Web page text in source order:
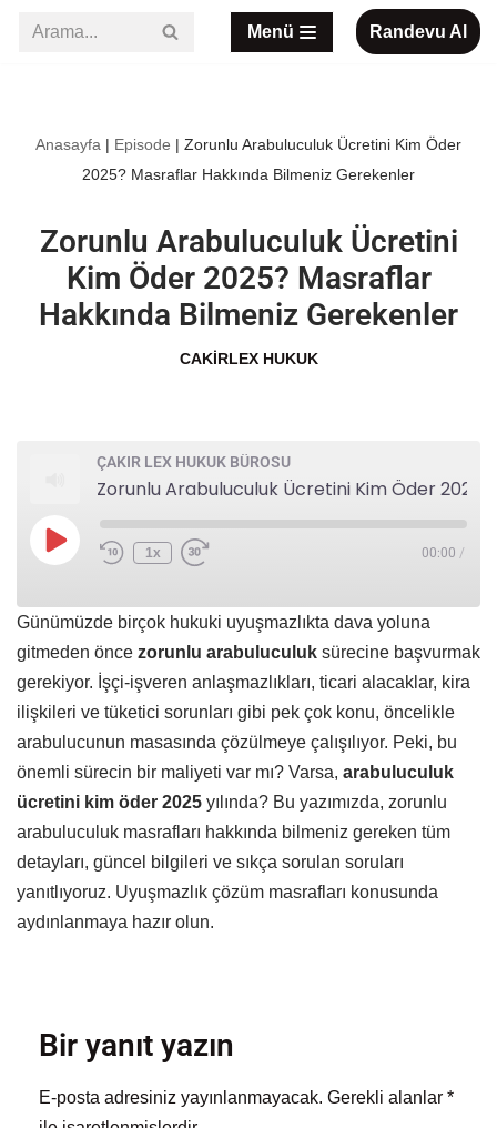
Menü Randevu Al
Anasayfa | Episode | Zorunlu Arabuluculuk Ücretini Kim Öder
2025? Masraflar Hakkında Bilmeniz Gerekenler
Zorunlu Arabuluculuk Ücretini
Kim Öder 2025? Masraflar
Hakkında Bilmeniz Gerekenler
CAKIRLEX HUKUK
ÇAKIR LEX HUKUK BÜROSU
1x 00:00 /
Günümüzde birçok hukuki uyuşmazlıkta dava yoluna
gitmeden önce zorunlu arabuluculuk sürecine başvurmak
gerekiyor. İşçi-işveren anlaşmazlıkları, ticari alacaklar, kira
ilişkileri ve tüketici sorunları gibi pek çok konu, öncelikle
arabulucunun masasında çözülmeye çalışılıyor. Peki, bu
önemli sürecin bir maliyeti var mı? Varsa, arabuluculuk
ücretini kim öder 2025 yılında? Bu yazımızda, zorunlu
arabuluculuk masrafları hakkında bilmeniz gereken tüm
detayları, güncel bilgileri ve sıkça sorulan soruları
yanıtlıyoruz. Uyuşmazlık çözüm masrafları konusunda
aydınlanmaya hazır olun.
Bir yanıt yazın
E-posta adresiniz yayınlanmayacak. Gerekli alanlar *